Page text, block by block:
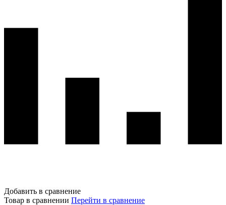
Добавить в сравнение
Товар в сравнении Перейти в сравнение